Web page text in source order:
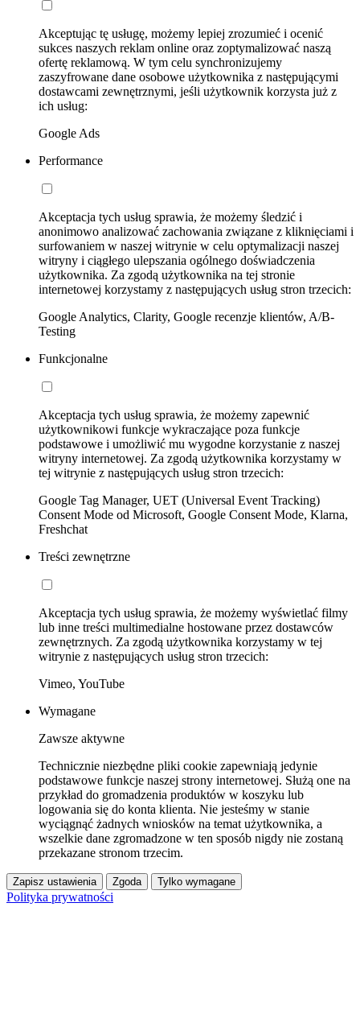
Akceptując tę usługę, możemy lepiej zrozumieć i ocenić
sukces naszych reklam online oraz zoptymalizować naszą
ofertę reklamową. W tym celu synchronizujemy
zaszyfrowane dane osobowe użytkownika z następującymi
dostawcami zewnętrznymi, jeśli użytkownik korzysta już z
ich usług:
Google Ads
Performance
Akceptacja tych usług sprawia, że możemy śledzić i
anonimowo analizować zachowania związane z kliknięciami i
surfowaniem w naszej witrynie w celu optymalizacji naszej
witryny i ciągłego ulepszania ogólnego doświadczenia
użytkownika. Za zgodą użytkownika na tej stronie
internetowej korzystamy z następujących usług stron trzecich:
Google Analytics, Clarity, Google recenzje klientów, A/B-
Testing
Funkcjonalne
Akceptacja tych usług sprawia, że możemy zapewnić
użytkownikowi funkcje wykraczające poza funkcje
podstawowe i umożliwić mu wygodne korzystanie z naszej
witryny internetowej. Za zgodą użytkownika korzystamy w
tej witrynie z następujących usług stron trzecich:
Google Tag Manager, UET (Universal Event Tracking)
Consent Mode od Microsoft, Google Consent Mode, Klarna,
Freshchat
Treści zewnętrzne
Akceptacja tych usług sprawia, że możemy wyświetlać filmy
lub inne treści multimedialne hostowane przez dostawców
zewnętrznych. Za zgodą użytkownika korzystamy w tej
witrynie z następujących usług stron trzecich:
Vimeo, YouTube
Wymagane
Zawsze aktywne
Technicznie niezbędne pliki cookie zapewniają jedynie
podstawowe funkcje naszej strony internetowej. Służą one na
przykład do gromadzenia produktów w koszyku lub
logowania się do konta klienta. Nie jesteśmy w stanie
wyciągnąć żadnych wniosków na temat użytkownika, a
wszelkie dane zgromadzone w ten sposób nigdy nie zostaną
przekazane stronom trzecim.
Zapisz ustawienia Zgoda Tylko wymagane
Polityka prywatności